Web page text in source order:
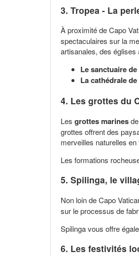
3. Tropea - La
À proximité de Capo
spectaculaires sur la
artisanales, des
Le sanctuaire
La cathédrale
4. Les grottes du
Les grottes marines
grottes offrent des
merveilles naturelles
Les formations
5. Spilinga, le
Non loin de Capo
sur le processus de
Spilinga vous offre
6. Les festivités